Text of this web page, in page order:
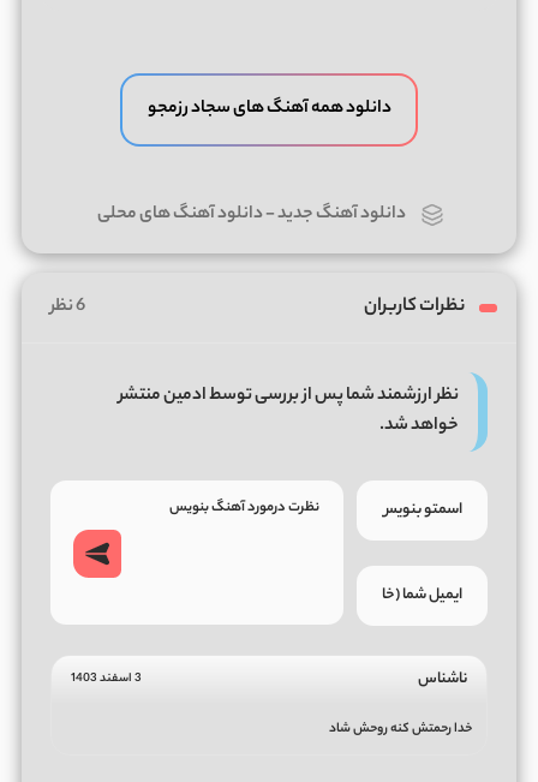
دانلود همه آهنگ های سجاد رزمجو
دانلود آهنگ جدید-دانلود آهنگ های محلی
نظرات کاربران 6 نظر
نظر ارزشمند شما پس از بررسی توسط ادمین منتشر
خواهد شد.
ناشناس 3 اسفند 1403
خدا رحمتش کنه روحش شاد